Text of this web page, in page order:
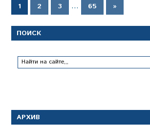
Пагинация
1 2 3 … 65
Следующие
записи
»
ПОИСК
АРХИВ